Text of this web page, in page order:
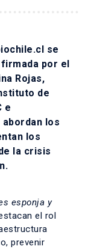
se
firmada por el
Rojas,
de
e
abordan los
los
la crisis
esponja y
el rol
prevenir